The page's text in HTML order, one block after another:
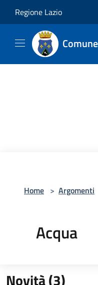
Regione Lazio
Home > Argomenti
Acqua
Novità (3)